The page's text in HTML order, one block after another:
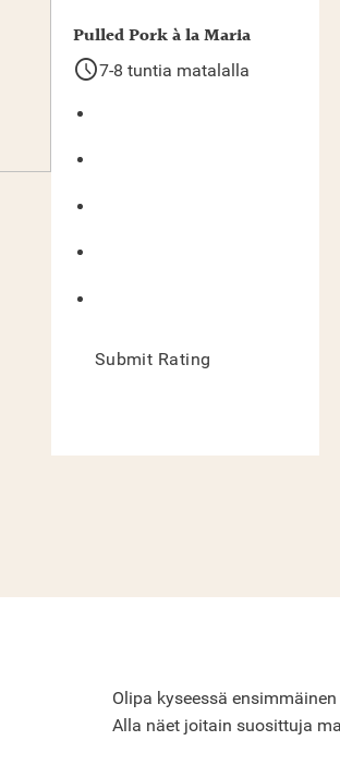
Pulled Pork à la Maria
schedule7-8 tuntia matalalla
Submit Rating
Olipa kyseessä
Alla näet joitain suosittuja